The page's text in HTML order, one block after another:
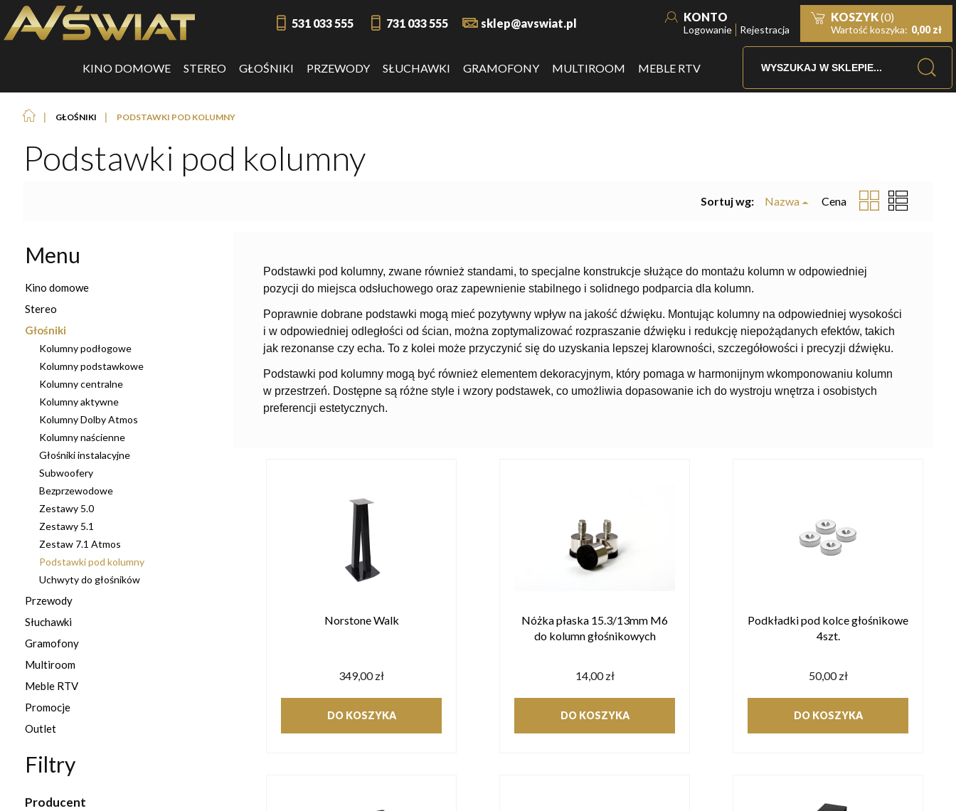
531 033 555 731 033 555 sklep@avswiat.pl KONTO
Logowanie Rejestracja
KOSZYK(0)
Wartość koszyka: 0,00 zł
KINO DOMOWE STEREO GŁOŚNIKI PRZEWODY SŁUCHAWKI GRAMOFONY MULTIROOM MEBLE RTV
❘ GŁOŚNIKI ❘ PODSTAWKI POD KOLUMNY
Podstawki pod kolumny
Sortuj wg: Nazwa Cena
Menu
Kino domowe
Stereo
Głośniki
Kolumny podłogowe
Kolumny podstawkowe
Kolumny centralne
Kolumny aktywne
Kolumny Dolby Atmos
Kolumny naścienne
Głośniki instalacyjne
Subwoofery
Bezprzewodowe
Zestawy 5.0
Zestawy 5.1
Zestaw 7.1 Atmos
Podstawki pod kolumny
Uchwyty do głośników
Przewody
Słuchawki
Gramofony
Multiroom
Meble RTV
Promocje
Outlet
Filtry
Producent
Podstawki pod kolumny, zwane również standami, to specjalne konstrukcje służące do montażu kolumn w odpowiedniej
pozycji do miejsca odsłuchowego oraz zapewnienie stabilnego i solidnego podparcia dla kolumn.
Poprawnie dobrane podstawki mogą mieć pozytywny wpływ na jakość dźwięku. Montując kolumny na odpowiedniej wysokości
i w odpowiedniej odległości od ścian, można zoptymalizować rozpraszanie dźwięku i redukcję niepożądanych efektów, takich
jak rezonanse czy echa. To z kolei może przyczynić się do uzyskania lepszej klarowności, szczegółowości i precyzji dźwięku.
Podstawki pod kolumny mogą być również elementem dekoracyjnym, który pomaga w harmonijnym wkomponowaniu kolumn
w przestrzeń. Dostępne są różne style i wzory podstawek, co umożliwia dopasowanie ich do wystroju wnętrza i osobistych
preferencji estetycznych.
Norstone Walk
349,00 zł
DO KOSZYKA
Nóżka płaska 15.3/13mm M6
do kolumn głośnikowych
14,00 zł
DO KOSZYKA
Podkładki pod kolce głośnikowe
4szt.
50,00 zł
DO KOSZYKA